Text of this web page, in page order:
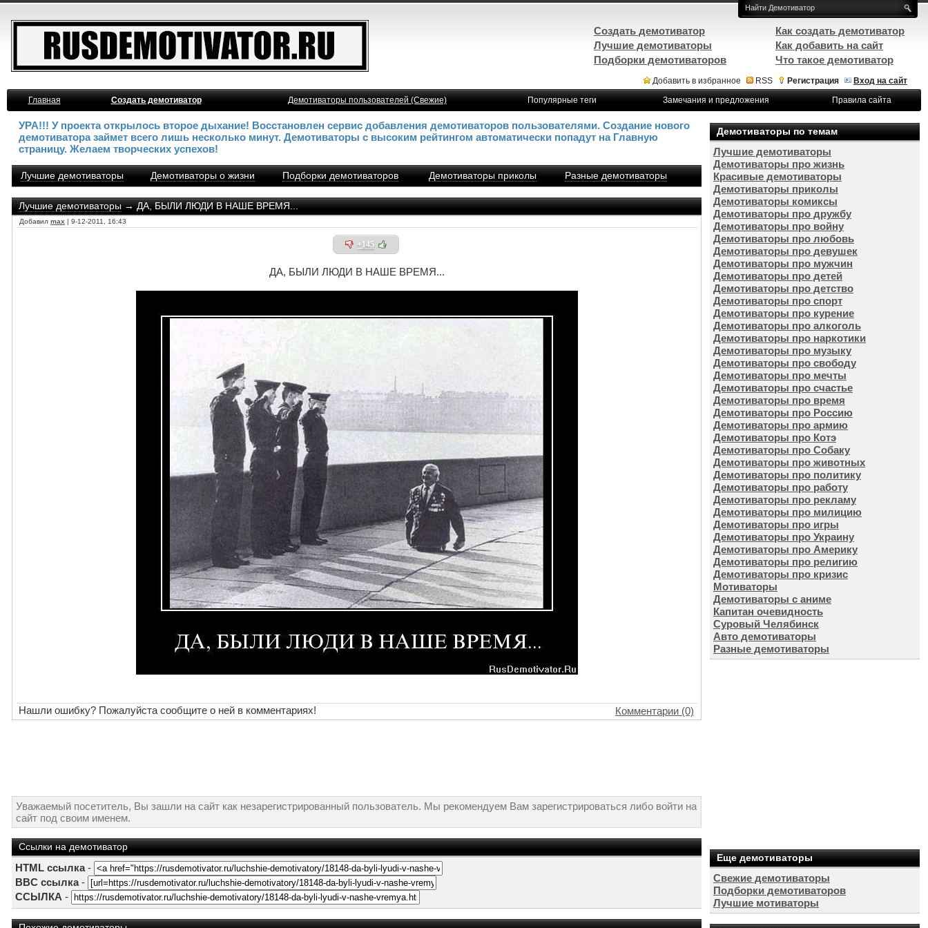
Добавить в избранное RSS Регистрация
Вход на сайт
Главная
Создать демотиватор Демотиваторы пользователей (Свежие) Популярные теги Замечания и предложения Правила сайта
УРА!!! У проекта открылось второе дыхание! Восстановлен сервис добавления демотиваторов пользователями. Создание нового
демотиватора займет всего лишь несколько минут. Демотиваторы с высоким рейтингом автоматически попадут на Главную
страницу. Желаем творческих успехов!
Лучшие демотиваторы Демотиваторы о жизни Подборки демотиваторов Демотиваторы приколы Разные демотиваторы
Лучшие демотиваторы→ ДА, БЫЛИ ЛЮДИ В НАШЕ ВРЕМЯ...
Добавил max | 9-12-2011, 16:43
+145
ДА, БЫЛИ ЛЮДИ В НАШЕ ВРЕМЯ...
Нашли ошибку? Пожалуйста сообщите о ней в комментариях! Комментарии (0)
Уважаемый посетитель, Вы зашли на сайт как незарегистрированный пользователь. Мы рекомендуем Вам зарегистрироваться либо войти на
сайт под своим именем.
Ссылки на демотиватор
HTML ссылка-
BBC ссылка-
ССЫЛКА -
Демотиваторы по темам
Лучшие демотиваторы
Демотиваторы про жизнь
Красивые демотиваторы
Демотиваторы приколы
Демотиваторы комиксы
Демотиваторы про дружбу
Демотиваторы про войну
Демотиваторы про любовь
Демотиваторы про девушек
Демотиваторы про мужчин
Демотиваторы про детей
Демотиваторы про детство
Демотиваторы про спорт
Демотиваторы про курение
Демотиваторы про алкоголь
Демотиваторы про наркотики
Демотиваторы про музыку
Демотиваторы про свободу
Демотиваторы про мечты
Демотиваторы про счастье
Демотиваторы про время
Демотиваторы про Россию
Демотиваторы про армию
Демотиваторы про Котэ
Демотиваторы про Собаку
Демотиваторы про животных
Демотиваторы про политику
Демотиваторы про работу
Демотиваторы про рекламу
Демотиваторы про милицию
Демотиваторы про игры
Демотиваторы про Украину
Демотиваторы про Америку
Демотиваторы про религию
Демотиваторы про кризис
Мотиваторы
Демотиваторы с аниме
Капитан очевидность
Суровый Челябинск
Авто демотиваторы
Разные демотиваторы
Еще демотиваторы
Свежие демотиваторы
Подборки демотиваторов
Лучшие мотиваторы
Создать демотиватор
Лучшие демотиваторы
Подборки демотиваторов
Как создать демотиватор
Как добавить на сайт
Что такое демотиватор